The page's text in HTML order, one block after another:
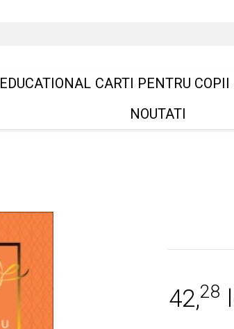
EDUCATIONAL CARTI PENTRU COPII
NOUTATI
42,28